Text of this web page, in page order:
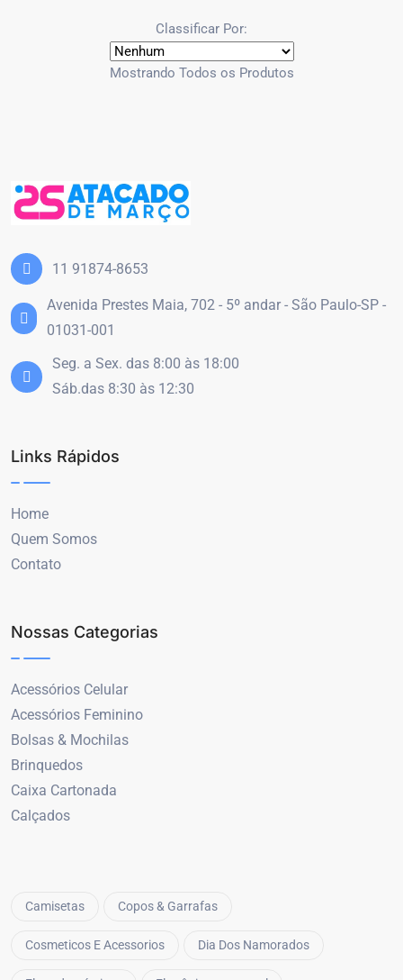
Classificar Por:
Mostrando Todos os Produtos
11 91874-8653
Avenida Prestes Maia, 702 - 5º andar - São Paulo-SP -
01031-001
Seg. a Sex. das 8:00 às 18:00
Sáb.das 8:30 às 12:30
Links Rápidos
Home
Quem Somos
Contato
Nossas Categorias
Acessórios Celular
Acessórios Feminino
Bolsas & Mochilas
Brinquedos
Caixa Cartonada
Calçados
Camisetas Copos & Garrafas
Cosmeticos E Acessorios Dia Dos Namorados